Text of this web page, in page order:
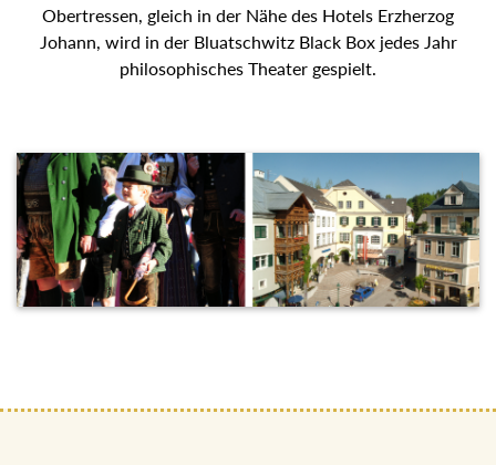
Jagdvilla in Obertressen, gleich in der Nähe des Hotels
Erzherzog Johann, wird in der Bluatschwitz Black Box
jedes Jahr philosophisches Theater gespielt.